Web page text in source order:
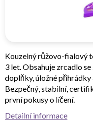
Kouzelný růžovo-fialový
3 let. Obsahuje zrcadlo
doplňky, úložné
Bezpečný, stabilní,
první pokusy o líčení.
Detailní informace